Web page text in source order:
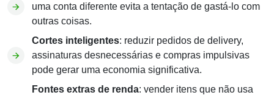
uma conta diferente evita a tentação de gastá-lo com
outras coisas.
Cortes inteligentes: reduzir pedidos de delivery,
assinaturas desnecessárias e compras impulsivas
pode gerar uma economia significativa.
Fontes extras de renda: vender itens que não usa